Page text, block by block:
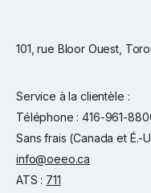
101, rue Bloor Ouest,
Service à la clientèle :
Téléphone : 416-961-
Sans frais (Canada et É.-
info@oeeo.ca
ATS : 711